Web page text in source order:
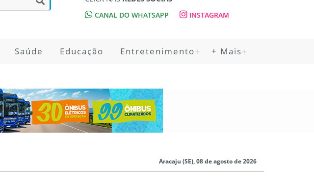
CANAL DO WHATSAPP INSTAGRAM
Saúde Educação Entretenimento + Mais
Aracaju (SE), 08 de agosto de 2026